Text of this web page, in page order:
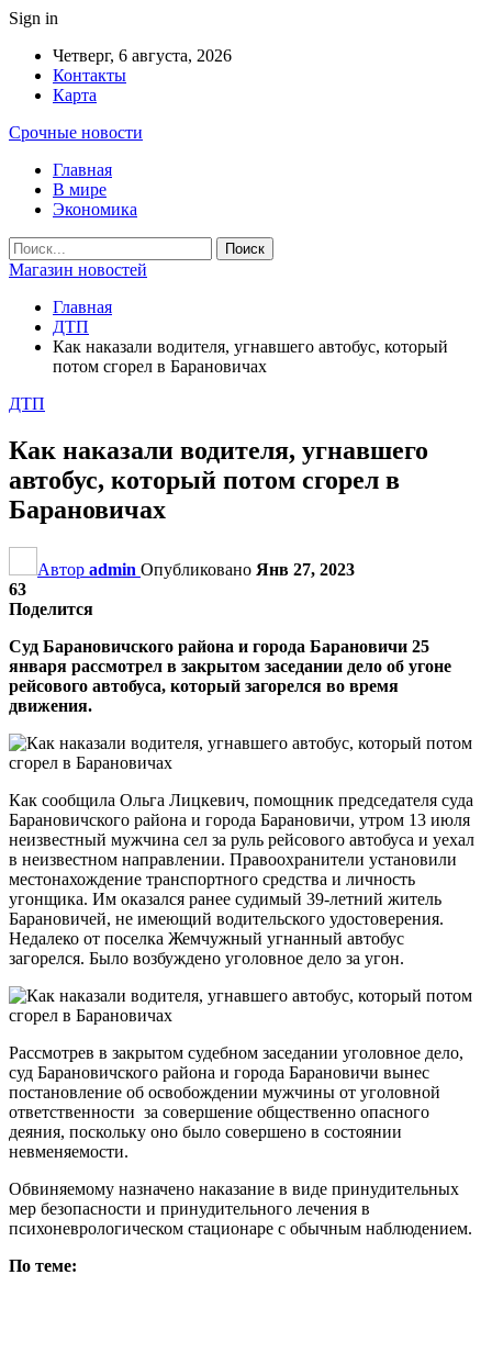
Sign in
Четверг, 6 августа, 2026
Контакты
Карта
Срочные новости
Главная
В мире
Экономика
Магазин новостей
Главная
ДТП
Как наказали водителя, угнавшего автобус, который
потом сгорел в Барановичах
ДТП
Как наказали водителя, угнавшего
автобус, который потом сгорел в
Барановичах
Автор admin Опубликовано Янв 27, 2023
63
Поделится
Суд Барановичского района и города Барановичи 25
января рассмотрел в закрытом заседании дело об угоне
рейсового автобуса, который загорелся во время
движения.
Как сообщила Ольга Лицкевич, помощник председателя суда
Барановичского района и города Барановичи, утром 13 июля
неизвестный мужчина сел за руль рейсового автобуса и уехал
в неизвестном направлении. Правоохранители установили
местонахождение транспортного средства и личность
угонщика. Им оказался ранее судимый 39-летний житель
Барановичей, не имеющий водительского удостоверения.
Недалеко от поселка Жемчужный угнанный автобус
загорелся. Было возбуждено уголовное дело за угон.
Рассмотрев в закрытом судебном заседании уголовное дело,
суд Барановичского района и города Барановичи вынес
постановление об освобождении мужчины от уголовной
ответственности за совершение общественно опасного
деяния, поскольку оно было совершено в состоянии
невменяемости.
Обвиняемому назначено наказание в виде принудительных
мер безопасности и принудительного лечения в
психоневрологическом стационаре с обычным наблюдением.
По теме: